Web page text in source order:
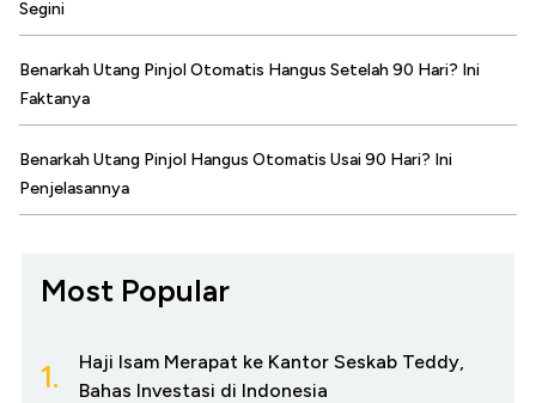
Segini
Benarkah Utang Pinjol Otomatis Hangus Setelah 90 Hari? Ini
Faktanya
Benarkah Utang Pinjol Hangus Otomatis Usai 90 Hari? Ini
Penjelasannya
Most Popular
1.
Haji Isam Merapat ke Kantor Seskab Teddy,
Bahas Investasi di Indonesia